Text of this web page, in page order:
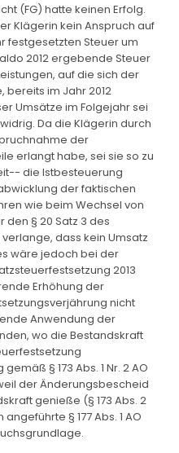
(FG) hatte keinen Erfolg.
Klägerin kein Anspruch auf
festgesetzten Steuer um
2012 ergebende Steuer
auf die sich der
bereits im Jahr 2012
Umsätze im Folgejahr sei
Da die Klägerin durch
der
erlangt habe, sei sie so zu
die Istbesteuerung
der faktischen
wie beim Wechsel von
den § 20 Satz 3 des
dass kein Umsatz
wäre jedoch bei der
2013
Erhöhung der
nicht
Anwendung der
wo die Bestandskraft
§ 173 Abs. 1 Nr. 2 AO
der Änderungsbescheid
genieße (§ 173 Abs. 2
§ 177 Abs. 1 AO